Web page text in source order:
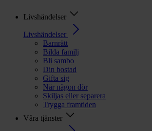
Livshändelser
Livshändelser
Barnrätt
Bilda familj
Bli sambo
Din bostad
Gifta sig
När någon dör
Skiljas eller separera
Trygga framtiden
Våra tjänster